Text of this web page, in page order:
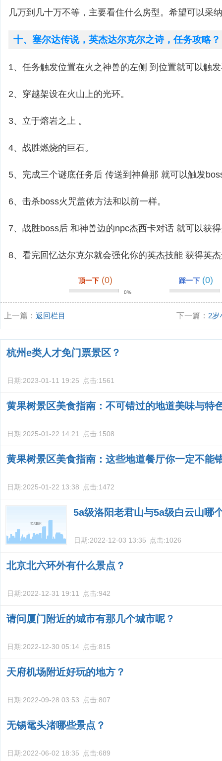
几万到几十万不等，主要看住什么房型。希望可以采
十、塞尔达传说，英杰达尔克尔之诗，任务攻略？
1、任务触发位置在火之神兽的左侧 到位置就可以触
2、穿越架设在火山上的光环。
3、立于熔岩之上 。
4、战胜燃烧的巨石。
5、完成三个谜底任务后 传送到神兽那 就可以触发
6、击杀boss火咒盖侬方法和以前一样。
7、战胜boss后 和神兽边的npc杰西卡对话 就可以获
8、看完回忆达尔克尔就会强化你的英杰技能 获得英
顶一下 (0)
0%
踩一下 (0)
上一篇： 返回栏目 下一篇： 2岁
杭州e类人才免门票景区？
日期:2023-01-11 19:25 点击:1561
黄果树景区美食指南：不可错过的地道美味与特
日期:2025-01-22 14:21 点击:1508
黄果树景区美食指南：这些地道餐厅你一定不能
日期:2025-01-22 13:38 点击:1472
5a级洛阳老君山与5a级白云山哪
日期:2022-12-03 13:35 点击:1026
北京北六环外有什么景点？
日期:2022-12-31 19:11 点击:942
请问厦门附近的城市有那几个城市呢？
日期:2022-12-30 05:14 点击:815
天府机场附近好玩的地方？
日期:2022-09-28 03:53 点击:807
无锡鼋头渚哪些景点？
日期:2022-06-02 18:35 点击:689